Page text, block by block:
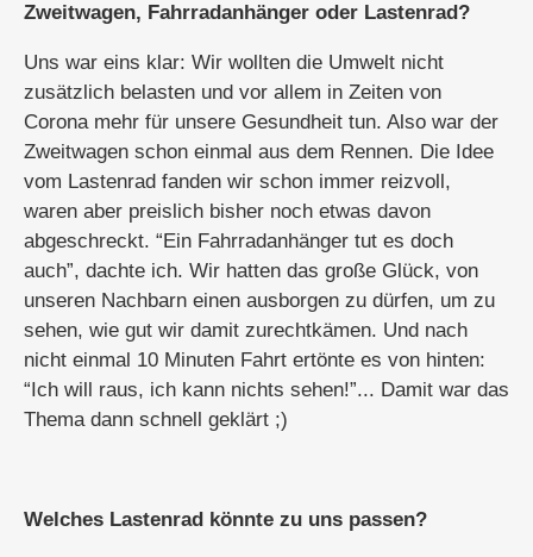
Zweitwagen, Fahrradanhänger oder Lastenrad?
Uns war eins klar: Wir wollten die Umwelt nicht
zusätzlich belasten und vor allem in Zeiten von
Corona mehr für unsere Gesundheit tun. Also war der
Zweitwagen schon einmal aus dem Rennen. Die Idee
vom Lastenrad fanden wir schon immer reizvoll,
waren aber preislich bisher noch etwas davon
abgeschreckt. “Ein Fahrradanhänger tut es doch
auch”, dachte ich. Wir hatten das große Glück, von
unseren Nachbarn einen ausborgen zu dürfen, um zu
sehen, wie gut wir damit zurechtkämen. Und nach
nicht einmal 10 Minuten Fahrt ertönte es von hinten:
“Ich will raus, ich kann nichts sehen!”... Damit war das
Thema dann schnell geklärt ;)
Welches Lastenrad könnte zu uns passen?